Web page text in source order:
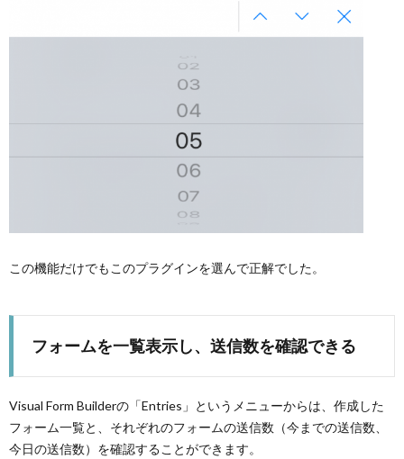
この機能だけでもこのプラグインを選んで正解でした。
フォームを一覧表示し、送信数を確認できる
Visual Form Builderの「Entries」というメニューからは、作成した
フォーム一覧と、それぞれのフォームの送信数（今までの送信数、
今日の送信数）を確認することができます。